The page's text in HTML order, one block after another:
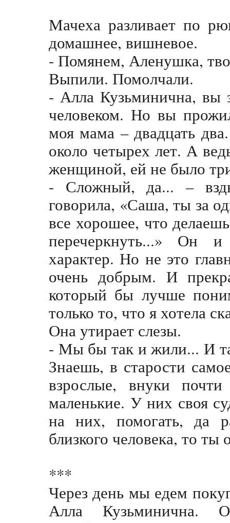
Мачеха разливает по
домашнее, вишневое.
- Помянем, Аленушка,
Выпили. Помолчали.
- Алла Кузьминична, вы
человеком. Но вы
моя мама – двадцать
около четырех лет. А
женщиной, ей не было
- Сложный, да... –
говорила, «Саша, ты за
все хорошее, что
перечеркнуть...» Он
характер. Но не это
очень добрым. И
который бы лучше
только то, что я хотела
Она утирает слезы.
- Мы бы так и жили... И
Знаешь, в старости
взрослые, внуки
маленькие. У них своя
на них, помогать, да
близкого человека, то
***
Через день мы едем
Алла Кузьминична.